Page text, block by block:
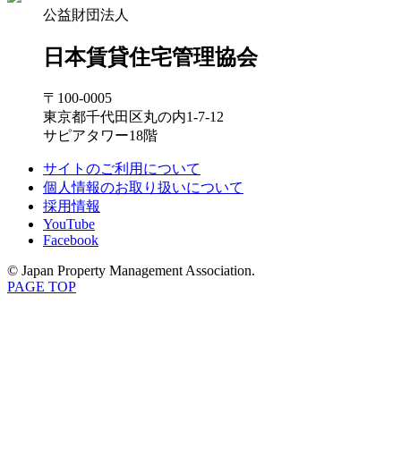
公益財団法人
日本賃貸住宅管理協会
〒100-0005
東京都千代田区丸の内1-7-12
サピアタワー18階
サイトのご利用について
個人情報のお取り扱いについて
採用情報
YouTube
Facebook
© Japan Property Management Association.
PAGE TOP